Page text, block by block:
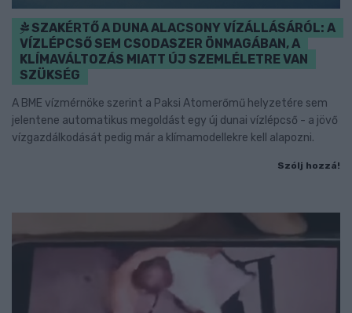
SZAKÉRTŐ A DUNA ALACSONY VÍZÁLLÁSÁRÓL: A
VÍZLÉPCSŐ SEM CSODASZER ÖNMAGÁBAN, A
KLÍMAVÁLTOZÁS MIATT ÚJ SZEMLÉLETRE VAN
SZÜKSÉG
A BME vízmérnöke szerint a Paksi Atomerőmű helyzetére sem
jelentene automatikus megoldást egy új dunai vízlépcső - a jövő
vízgazdálkodását pedig már a klímamodellekre kell alapozni.
Szólj hozzá!